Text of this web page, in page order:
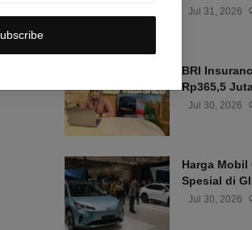
Jul 31, 2026
BRI
Rp365,5
Jul 30, 2026
Harga Mobil
Spesial di
Jul 30, 2026